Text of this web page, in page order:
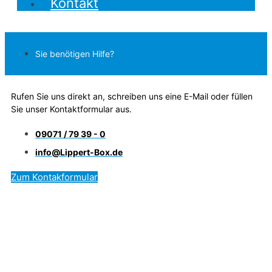
Sie benötigen Hilfe?
Rufen Sie uns direkt an, schreiben uns eine E-Mail oder füllen
Sie unser Kontaktformular aus.
09071 / 79 39 - 0
info@Lippert-Box.de
Zum Kontakformular